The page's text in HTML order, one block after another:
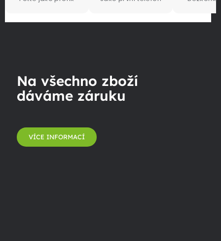
Na všechno zboží
dáváme záruku
VÍCE INFORMACÍ